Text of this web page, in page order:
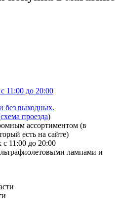
11:00 до 20:00
без выходных.
схема проезда)
ассортиментом (в
есть на сайте)
11:00 до 20:00
лампами и